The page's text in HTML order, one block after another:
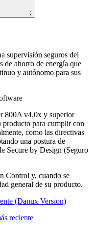
;
supervisión seguros del
de ahorro de energía que
y autónomo para sus
800A v4.0x y superior
producto para cumplir con
como las directivas
una postura de
Secure by Design (Seguro
Control y, cuando se
general de su producto.
(Danux Version)
reciente